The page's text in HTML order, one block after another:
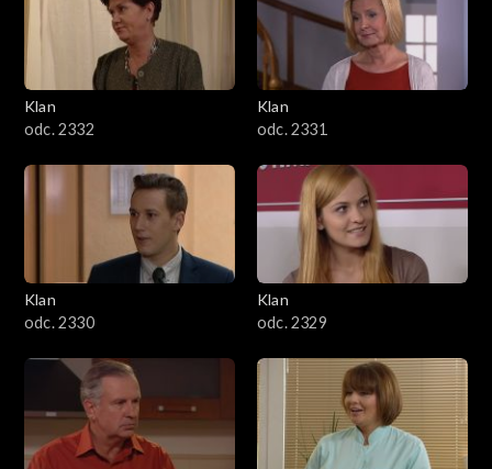
Klan
odc. 2332
Klan
odc. 2331
Klan
odc. 2330
Klan
odc. 2329